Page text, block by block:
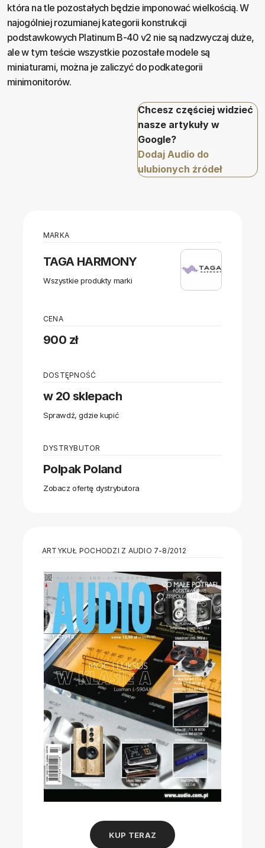
która na tle pozostałych będzie imponować wielkością. W
najogólniej rozumianej kategorii konstrukcji
podstawkowych Platinum B-40 v2 nie są nadzwyczaj duże,
ale w tym teście wszystkie pozostałe modele są
miniaturami, można je zaliczyć do podkategorii
minimonitorów.
Chcesz częściej widzieć
nasze artykuły w
Google?
Dodaj Audio do
ulubionych źródeł
MARKA
TAGA HARMONY
Wszystkie produkty marki
CENA
900 zł
DOSTĘPNOŚĆ
w 20 sklepach
Sprawdź, gdzie kupić
DYSTRYBUTOR
Polpak Poland
Zobacz ofertę dystrybutora
ARTYKUŁ POCHODZI Z AUDIO 7-8/2012
KUP TERAZ